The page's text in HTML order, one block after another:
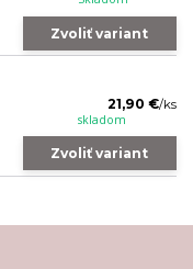
Zvoliť variant
21,90 €/ks
skladom
Zvoliť variant